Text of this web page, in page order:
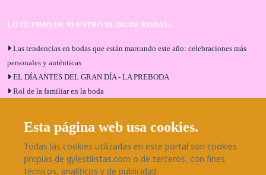
LO ÚLTIMO DE NUESTRO BLOG DE BODAS...
Las tendencias en bodas que están marcando este año: celebraciones más
personales y auténticas
EL DÍA ANTES DEL GRAN DÍA - LA PREBODA
Rol de la familiar en la boda
Bodas en Alhaurín de la Torre: entrevista exclusiva con Bodaeventos
Málaga
¿Cómo será tu boda?
Blog de bodas
Esta página web usa cookies.
Todas las cookies utilizadas en este portal son cookies
propias de gylestilistas.com o de terceros, con fines
técnicos, analíticos y de publicidad